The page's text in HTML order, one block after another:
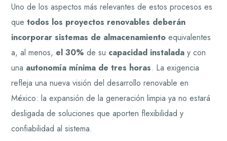
Uno de los aspectos más relevantes de estos procesos es
quetodos los proyectos renovables deberán
incorporar sistemas de almacenamientoequivalentes
a, al menos, el 30%de su capacidad instalada y con
una autonomía mínima de tres horas. La exigencia
refleja una nueva visión del desarrollo renovable en
México: la expansión de la generación limpia ya no estará
desligada de soluciones que aporten flexibilidad y
confiabilidad al sistema.